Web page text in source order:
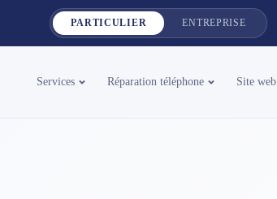
PARTICULIER ENTREPRISE
Services Réparation téléphone Site web